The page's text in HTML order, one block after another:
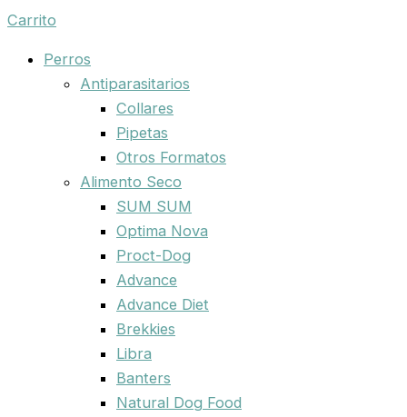
Carrito
Perros
Antiparasitarios
Collares
Pipetas
Otros Formatos
Alimento Seco
SUM SUM
Optima Nova
Proct-Dog
Advance
Advance Diet
Brekkies
Libra
Banters
Natural Dog Food